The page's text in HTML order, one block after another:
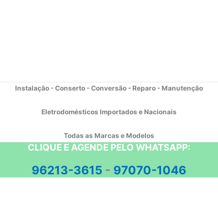
Instalação - Conserto - Conversão - Reparo - Manutenção
Eletrodomésticos Importados e Nacionais
Todas as Marcas e Modelos
CLIQUE E AGENDE PELO WHATSAPP:
96213-3615 - 97070-1046